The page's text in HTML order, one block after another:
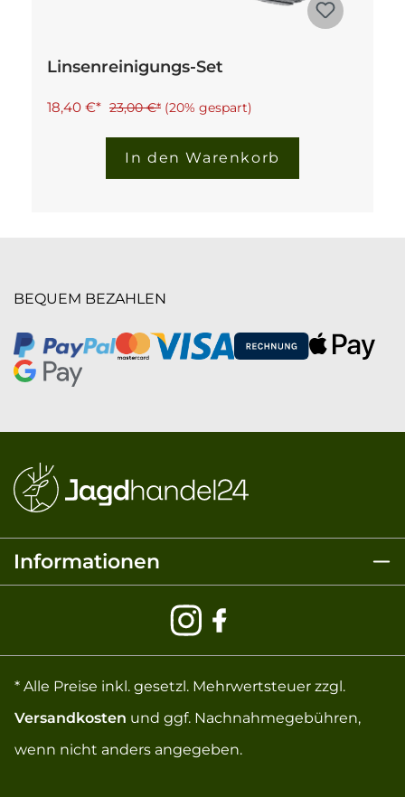
Linsenreinigungs-Set
18,40 €* 23,00 €* (20% gespart)
In den Warenkorb
BEQUEM BEZAHLEN
Informationen
* Alle Preise inkl. gesetzl. Mehrwertsteuer zzgl.
Versandkosten und ggf. Nachnahmegebühren,
wenn nicht anders angegeben.